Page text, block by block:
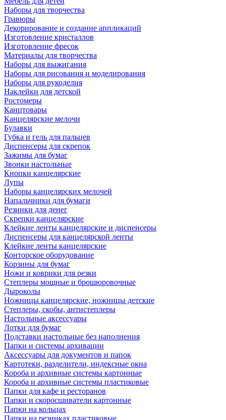
Наборы для творчества
Гравюры
Декорирование и создание аппликаций
Изготовление кристаллов
Изготовление фресок
Материалы для творчества
Наборы для выжигания
Наборы для рисования и моделирования
Наборы для рукоделия
Наклейки для детской
Ростомеры
Канцтовары
Канцелярские мелочи
Булавки
Губка и гель для пальцев
Диспенсеры для скрепок
Зажимы для бумаг
Звонки настольные
Кнопки канцелярские
Лупы
Наборы канцелярских мелочей
Напальчники для бумаги
Резинки для денег
Скрепки канцелярские
Клейкие ленты канцелярские и диспенсеры
Диспенсеры для канцелярской ленты
Клейкие ленты канцелярские
Конторское оборудование
Корзины для бумаг
Ножи и коврики для резки
Степлеры мощные и брошюровочные
Дыроколы
Ножницы канцелярские, ножницы детские
Степлеры, скобы, антистеплеры
Настольные аксессуары
Лотки для бумаг
Подставки настольные без наполнения
Папки и системы архивации
Аксессуары для документов и папок
Картотеки, разделители, индексные окна
Короба и архивные системы картонные
Короба и архивные системы пластиковые
Папки для кафе и ресторанов
Папки и скоросшиватели картонные
Папки на кольцах
Папки на резинках пластиковые